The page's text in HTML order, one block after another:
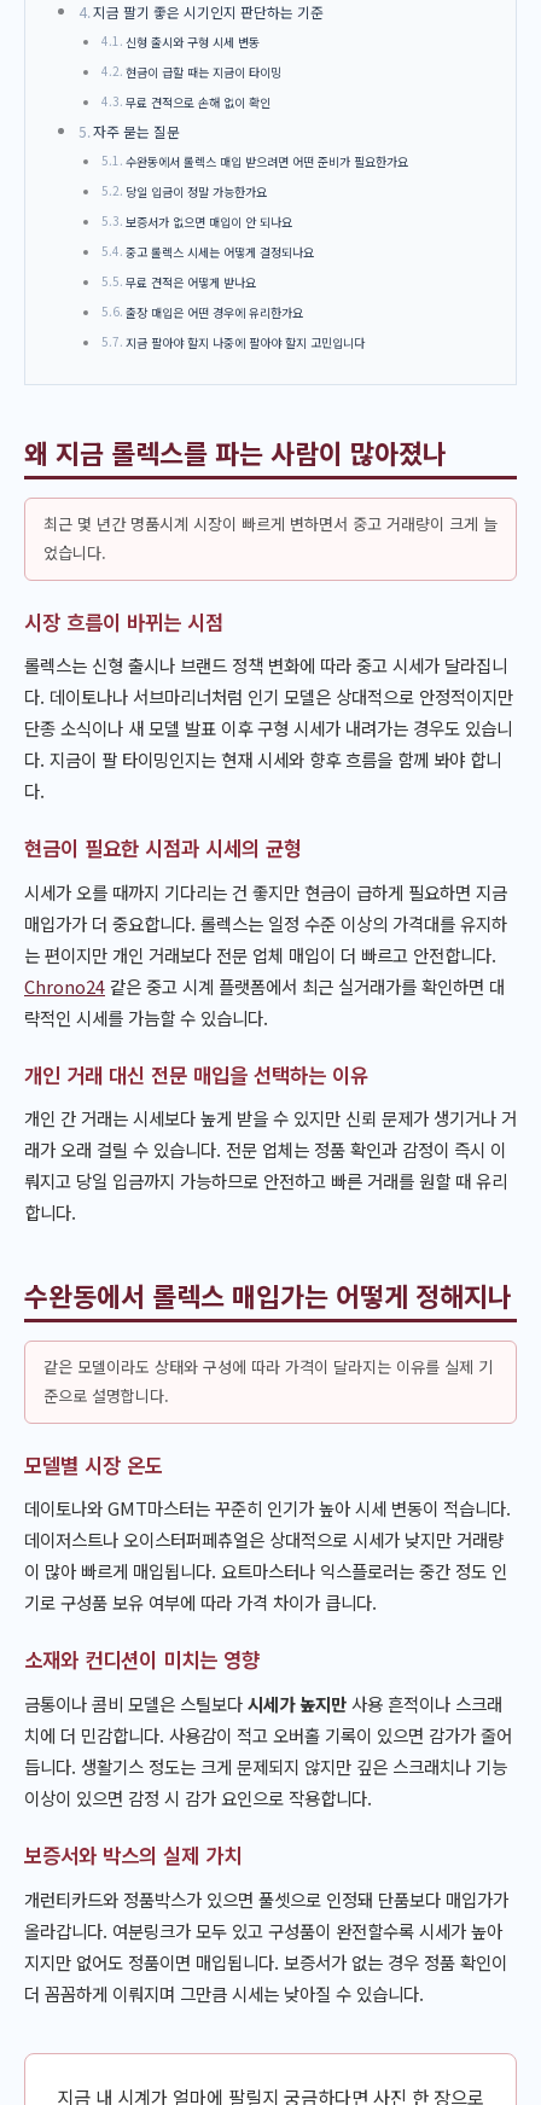
지금 팔기 좋은 시기인지 판단하는 기준
신형 출시와 구형 시세 변동
현금이 급할 때는 지금이 타이밍
무료 견적으로 손해 없이 확인
자주 묻는 질문
수완동에서 롤렉스 매입 받으려면 어떤 준비가 필요한가요
당일 입금이 정말 가능한가요
보증서가 없으면 매입이 안 되나요
중고 롤렉스 시세는 어떻게 결정되나요
무료 견적은 어떻게 받나요
출장 매입은 어떤 경우에 유리한가요
지금 팔아야 할지 나중에 팔아야 할지 고민입니다
왜 지금 롤렉스를 파는 사람이 많아졌나
최근 몇 년간 명품시계 시장이 빠르게 변하면서 중고 거래량이 크게 늘
었습니다.
시장 흐름이 바뀌는 시점
롤렉스는 신형 출시나 브랜드 정책 변화에 따라 중고 시세가 달라집니
다. 데이토나나 서브마리너처럼 인기 모델은 상대적으로 안정적이지만
단종 소식이나 새 모델 발표 이후 구형 시세가 내려가는 경우도 있습니
다. 지금이 팔 타이밍인지는 현재 시세와 향후 흐름을 함께 봐야 합니
다.
현금이 필요한 시점과 시세의 균형
시세가 오를 때까지 기다리는 건 좋지만 현금이 급하게 필요하면 지금
매입가가 더 중요합니다. 롤렉스는 일정 수준 이상의 가격대를 유지하
는 편이지만 개인 거래보다 전문 업체 매입이 더 빠르고 안전합니다.
Chrono24같은 중고 시계 플랫폼에서 최근 실거래가를 확인하면 대
략적인 시세를 가늠할 수 있습니다.
개인 거래 대신 전문 매입을 선택하는 이유
개인 간 거래는 시세보다 높게 받을 수 있지만 신뢰 문제가 생기거나 거
래가 오래 걸릴 수 있습니다. 전문 업체는 정품 확인과 감정이 즉시 이
뤄지고 당일 입금까지 가능하므로 안전하고 빠른 거래를 원할 때 유리
합니다.
수완동에서 롤렉스 매입가는 어떻게 정해지나
같은 모델이라도 상태와 구성에 따라 가격이 달라지는 이유를 실제 기
준으로 설명합니다.
모델별 시장 온도
데이토나와 GMT마스터는 꾸준히 인기가 높아 시세 변동이 적습니다.
데이저스트나 오이스터퍼페츄얼은 상대적으로 시세가 낮지만 거래량
이 많아 빠르게 매입됩니다. 요트마스터나 익스플로러는 중간 정도 인
기로 구성품 보유 여부에 따라 가격 차이가 큽니다.
소재와 컨디션이 미치는 영향
금통이나 콤비 모델은 스틸보다시세가 높지만사용 흔적이나 스크래
치에 더 민감합니다. 사용감이 적고 오버홀 기록이 있으면 감가가 줄어
듭니다. 생활기스 정도는 크게 문제되지 않지만 깊은 스크래치나 기능
이상이 있으면 감정 시 감가 요인으로 작용합니다.
보증서와 박스의 실제 가치
개런티카드와 정품박스가 있으면 풀셋으로 인정돼 단품보다 매입가가
올라갑니다. 여분링크가 모두 있고 구성품이 완전할수록 시세가 높아
지지만 없어도 정품이면 매입됩니다. 보증서가 없는 경우 정품 확인이
더 꼼꼼하게 이뤄지며 그만큼 시세는 낮아질 수 있습니다.
지금 내 시계가 얼마에 팔릴지 궁금하다면 사진 한 장으로